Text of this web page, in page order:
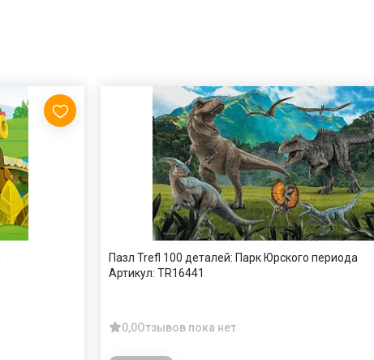
Пазл Trefl 100 деталей: Парк Юрского периода
Артикул: TR16441
0,0Отзывов пока нет